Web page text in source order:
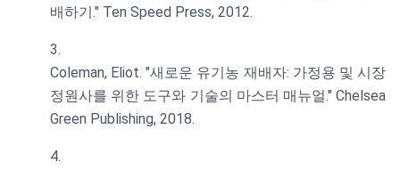
배하기." Ten Speed Press, 2012.
Coleman, Eliot. "새로운 유기농 재배자: 가정용 및 시장
정원사를 위한 도구와 기술의 마스터 매뉴얼." Chelsea
Green Publishing, 2018.